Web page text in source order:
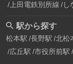
上田電鉄別所線 し
駅から探す
松本駅 長野駅 北松
広丘駅 市役所前駅